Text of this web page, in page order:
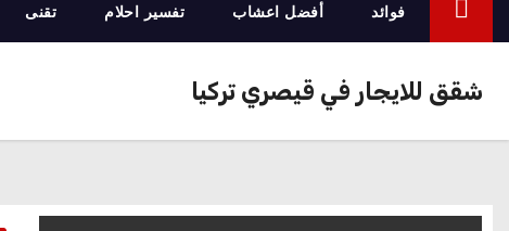
فوائد أفضل اعشاب تفسير احلام تقنى
شقق للايجار في قيصري تركيا